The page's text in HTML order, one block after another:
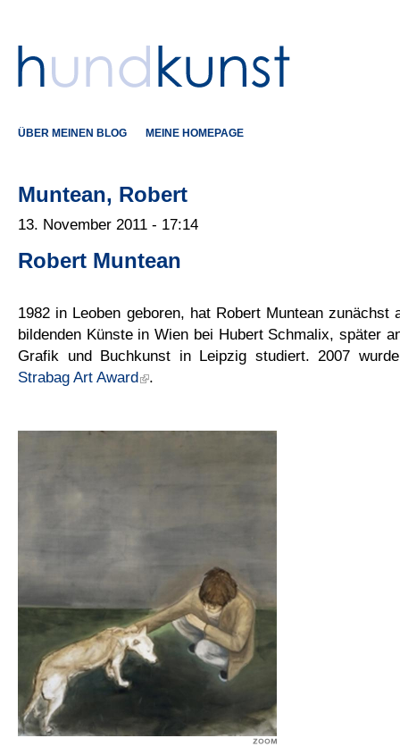
ÜBER MEINEN BLOG MEINE HOMEPAGE
Muntean, Robert
13. November 2011 - 17:14
Robert Muntean
1982 in Leoben geboren, hat Robert Muntean zunächst
bildenden Künste in Wien bei Hubert Schmalix, später
Grafik und Buchkunst in Leipzig studiert. 2007
Strabag Art Award
.